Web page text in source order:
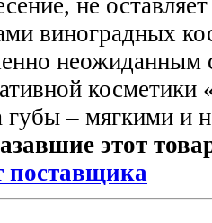
не
виноградных
неожиданным
губы – мягкими и
этот
поставщика